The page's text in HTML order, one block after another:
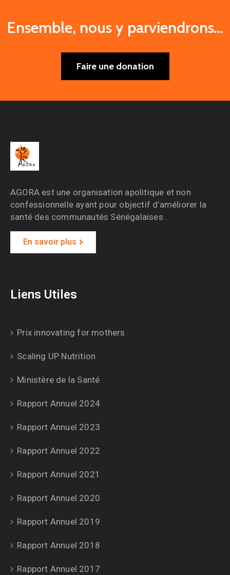
Ensemble, nous y parviendrons...
Faire une donation
AGORA est une organisation apolitique et non
confessionnelle ayant pour objectif d’améliorer la
santé des communautés Sénégalaises .
En savoir plus
Liens Utiles
Prix innovating for mothers
Scaling UP Nutrition
Ministère de la Santé
Rapport Annuel 2024
Rapport Annuel 2023
Rapport Annuel 2022
Rapport Annuel 2021
Rapport Annuel 2020
Rapport Annuel 2019
Rapport Annuel 2018
Rapport Annuel 2017